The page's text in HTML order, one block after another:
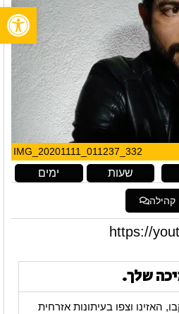
IMG_20201111_011237_332
ימים שעות
קהילה
https://
שלך.
האזינו וצפו בעיתונות אזרחית